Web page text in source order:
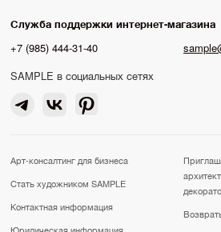
Служба поддержки интернет-магазина
+7 (985) 444-31-40
SAMPLE в социальных сетях
Арт-консалтинг для бизнеса
Стать художником SAMPLE
Контактная информация
Юридическая информация